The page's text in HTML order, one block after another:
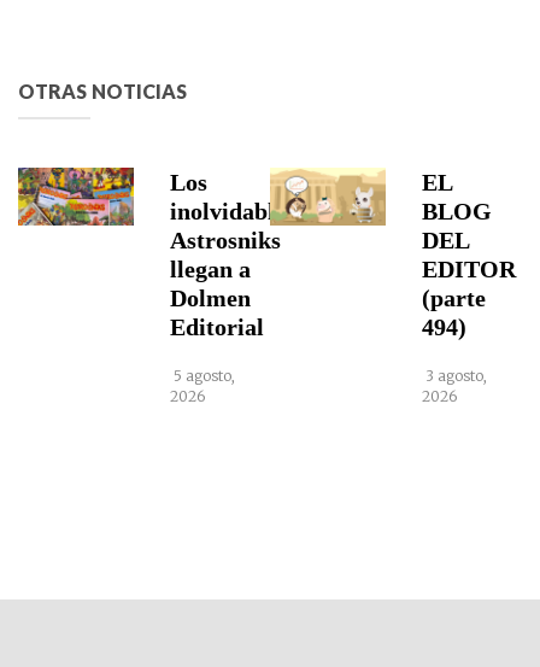
OTRAS NOTICIAS
Los
inolvidables
Astrosniks
llegan a
Dolmen
Editorial
5 agosto,
2026
EL
BLOG
DEL
EDITOR
(parte
494)
3 agosto,
2026